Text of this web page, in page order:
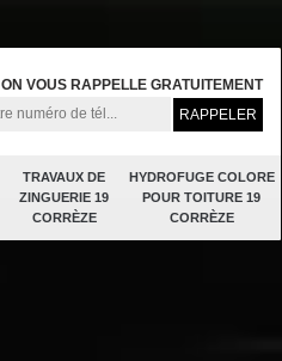
TRAVAUX DE
ZINGUERIE 19
CORRÈZE
HYDROFUGE COLORE
POUR TOITURE 19
CORRÈZE
ON VOUS RAPPELLE GRATUITEMENT